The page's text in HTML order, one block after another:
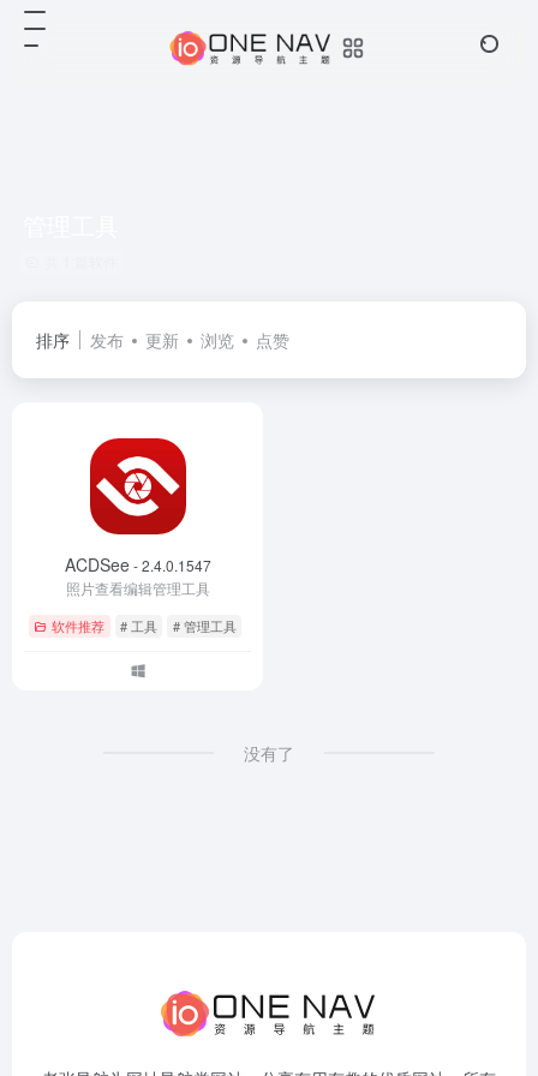
排序 发布 更新 浏览 点赞
ACDSee- 2.4.0.1547
照片查看编辑管理工具
软件推荐 # 工具 # 管理工具
没有了